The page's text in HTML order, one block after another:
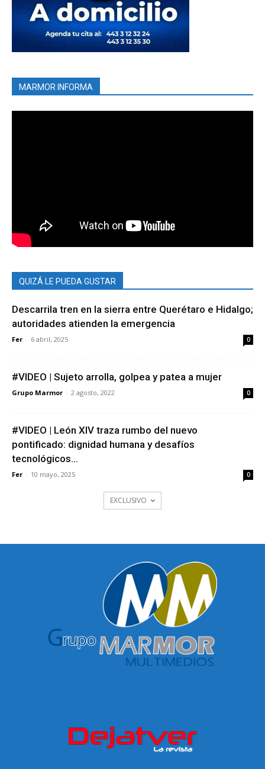
MARMOR INFORMA
QUIZÁ LE PUEDA GUSTAR
Descarrila tren en la sierra entre Querétaro e Hidalgo;
autoridades atienden la emergencia
Fer - 6 abril, 2025 0
#VIDEO | Sujeto arrolla, golpea y patea a mujer
Grupo Marmor - 2 agosto, 2022 0
#VIDEO | León XIV traza rumbo del nuevo
pontificado: dignidad humana y desafíos
tecnológicos...
Fer - 10 mayo, 2025 0
EXCLUSIVO